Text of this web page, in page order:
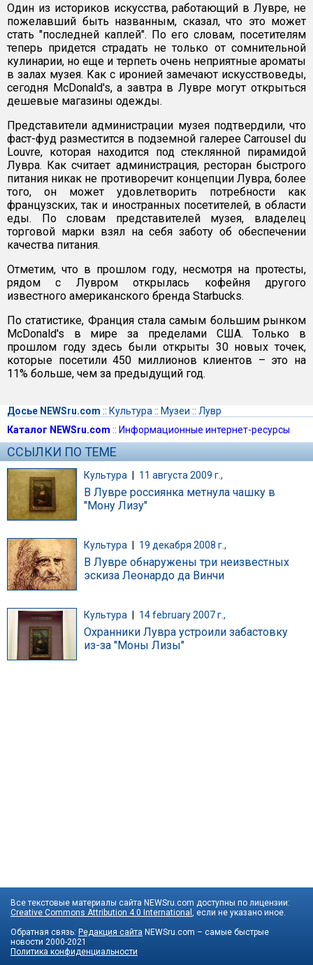
Один из историков искусства, работающий в Лувре, не
пожелавший быть названным, сказал, что это может
стать "последней каплей". По его словам, посетителям
теперь придется страдать не только от сомнительной
кулинарии, но еще и терпеть очень неприятные ароматы
в залах музея. Как с иронией замечают искусствоведы,
сегодня McDonald's, а завтра в Лувре могут открыться
дешевые магазины одежды.
Представители администрации музея подтвердили, что
фаст-фуд разместится в подземной галерее Carrousel du
Louvre, которая находится под стеклянной пирамидой
Лувра. Как считает администрация, ресторан быстрого
питания никак не противоречит концепции Лувра, более
того, он может удовлетворить потребности как
французских, так и иностранных посетителей, в области
еды. По словам представителей музея, владелец
торговой марки взял на себя заботу об обеспечении
качества питания.
Отметим, что в прошлом году, несмотря на протесты,
рядом с Лувром открылась кофейня другого
известного американского бренда Starbucks.
По статистике, Франция стала самым большим рынком
McDonald's в мире за пределами США. Только в
прошлом году здесь были открыты 30 новых точек,
которые посетили 450 миллионов клиентов – это на
11% больше, чем за предыдущий год.
Досье NEWSru.com :: Культура :: Музеи :: Лувр
Каталог NEWSru.com :: Информационные интернет-ресурсы
ССЫЛКИ ПО ТЕМЕ
Культура | 11 августа 2009 г.,
В Лувре россиянка метнула чашку в
"Мону Лизу"
Культура 19 декабря 2008 г.,
В Лувре обнаружены три неизвестных
эскиза Леонардо да Винчи
Культура 14 february 2007 г.,
Охранники Лувра устроили забастовку
из-за "Моны Лизы"
Все текстовые материалы сайта NEWSru.com доступны по лицензии:
Creative Commons Attribution 4.0 International , если не указано иное.
Обратная связь: Редакция сайта NEWSru.com – самые быстрые
новости 2000-2021
Политика конфиденциальности